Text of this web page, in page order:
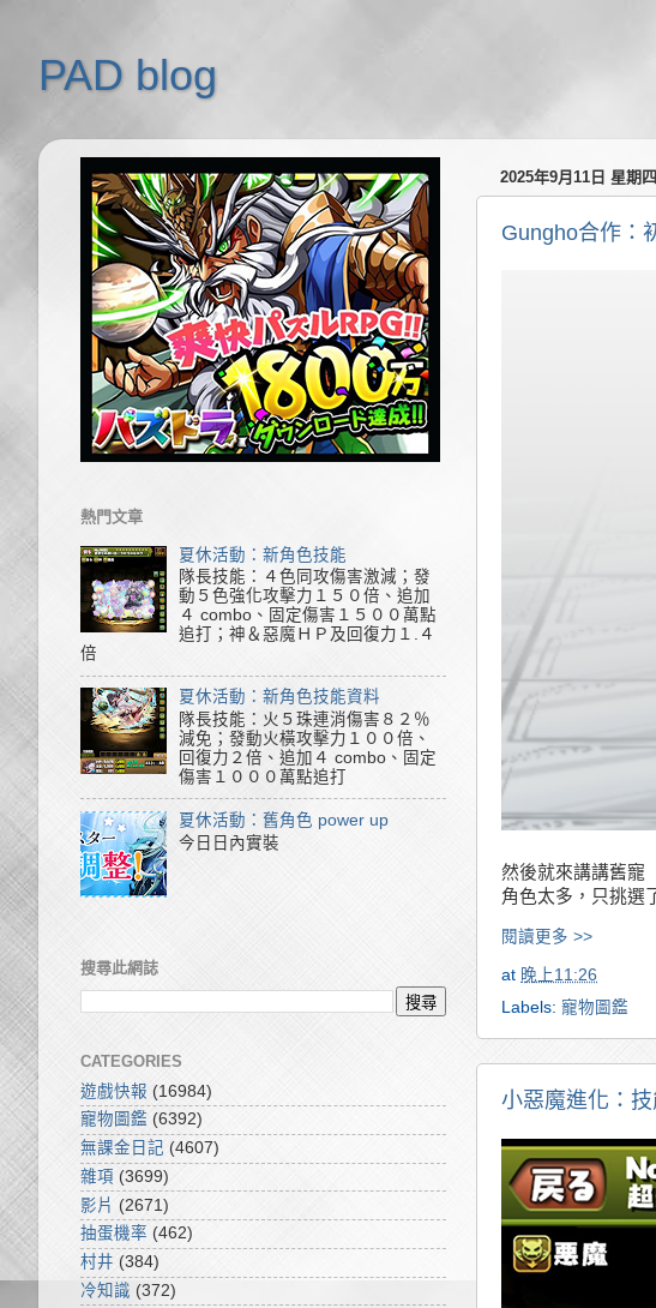
PAD blog
2025年9月11日 星期四
Gungho合作：
然後就來講講舊寵
角色太多，只挑選
閱讀更多 >>
at 晚上11:26
Labels: 寵物圖鑑
小惡魔進化：
熱門文章
夏休活動：新角色技能
隊長技能：４色同攻傷害激減；發
動５色強化攻擊力１５０倍、追加
４ combo、固定傷害１５００萬點
追打；神＆惡魔ＨＰ及回復力１.４
倍
夏休活動：新角色技能資料
隊長技能：火５珠連消傷害８２％
減免；發動火橫攻擊力１００倍、
回復力２倍、追加４ combo、固定
傷害１０００萬點追打
夏休活動：舊角色 power up
今日日內實裝
搜尋此網誌
CATEGORIES
遊戲快報 (16984)
寵物圖鑑 (6392)
無課金日記 (4607)
雜項 (3699)
影片 (2671)
抽蛋機率 (462)
村井 (384)
冷知識 (372)